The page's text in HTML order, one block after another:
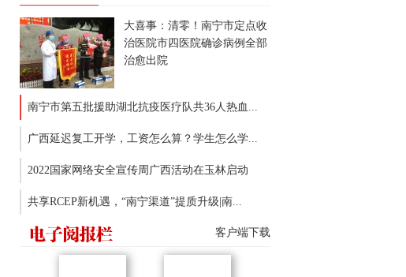
大喜事：清零！南宁市定点收
治医院市四医院确诊病例全部
治愈出院
南宁市第五批援助湖北抗疫医疗队共36人热血...
广西延迟复工开学，工资怎么算？学生怎么学...
2022国家网络安全宣传周广西活动在玉林启动
共享RCEP新机遇，“南宁渠道”提质升级|南...
客户端下载